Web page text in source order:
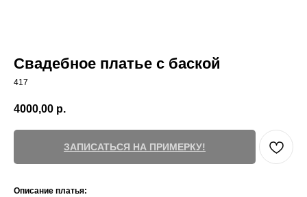
Свадебное платье с баской
417
4000,00 р.
ЗАПИСАТЬСЯ НА ПРИМЕРКУ!
Описание платья: